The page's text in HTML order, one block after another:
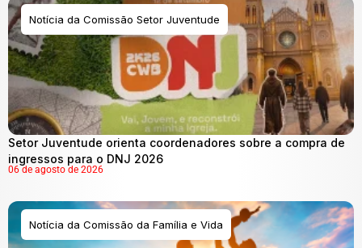
Notícia da Comissão Setor Juventude
Setor Juventude orienta coordenadores sobre a compra de
ingressos para o DNJ 2026
06 de agosto de 2026
Notícia da Comissão da Família e Vida